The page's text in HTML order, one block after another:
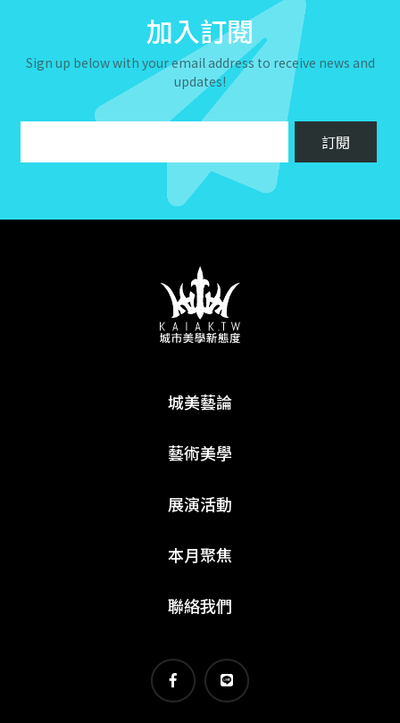
加入訂閱
Sign up below with your email address to receive news and
updates!
城美藝論
藝術美學
展演活動
本月聚焦
聯絡我們